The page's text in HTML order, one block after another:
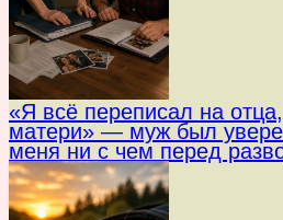
«Я всё переписал на
матери» — муж был
меня ни с чем перед